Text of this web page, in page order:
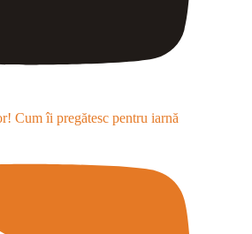
Cum îi pregătesc pentru iarnă